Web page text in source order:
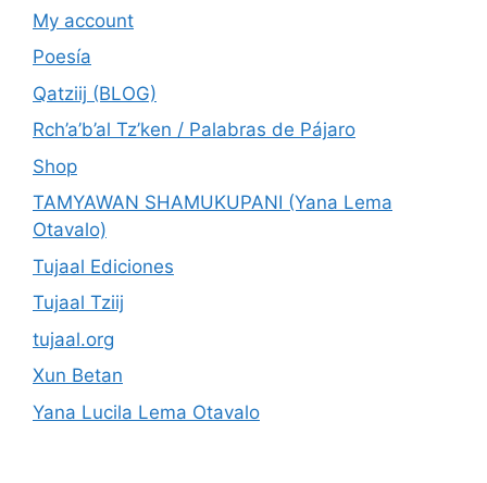
My account
Poesía
Qatziij (BLOG)
Rch’a’b’al Tz’ken / Palabras de Pájaro
Shop
TAMYAWAN SHAMUKUPANI (Yana Lema
Otavalo)
Tujaal Ediciones
Tujaal Tziij
tujaal.org
Xun Betan
Yana Lucila Lema Otavalo